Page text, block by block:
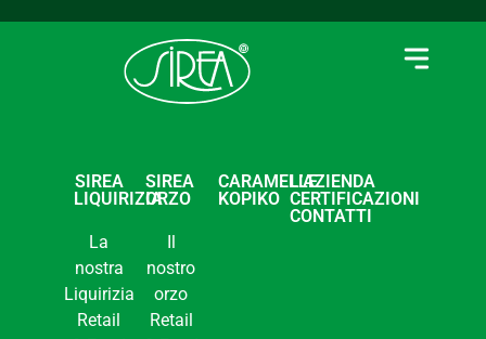
SIREA
LIQUIRIZIA
La
nostra
Liquirizia
Retail
SIREA
ORZO
Il
nostro
orzo
Retail
CARAMELLE
KOPIKO
L’AZIENDA
CERTIFICAZIONI
CONTATTI